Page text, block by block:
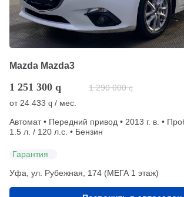
Mazda Mazda3
1 251 300 q 1 290 000 q
от 24 433 q / мес.
Автомат • Передний привод • 2013 г. в. •
1.5 л. / 120 л.с. • Бензин
Гарантия
Уфа, ул. Рубежная, 174 (МЕГА 1 этаж)